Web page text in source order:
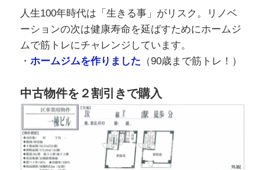
人生100年時代は「生きる事」がリスク。リノベ
ーションの次は健康寿命を延ばすためにホームジ
ムで筋トレにチャレンジしています。
・ ホームジムを作りました （90歳まで筋トレ！）
中古物件を２割引きで購入